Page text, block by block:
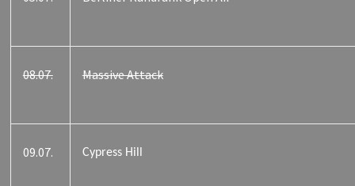
08.07. Massive Attack
09.07. Cypress Hill